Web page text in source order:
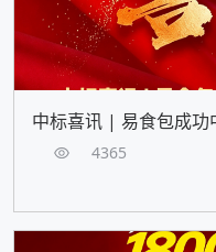
中标喜讯 | 易食包成功
4365